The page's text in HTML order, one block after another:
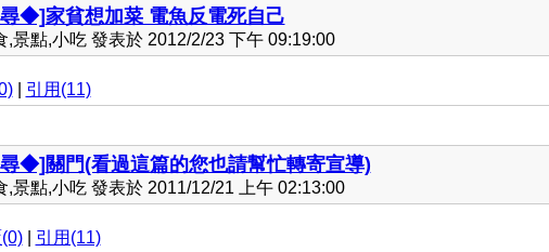
尋◆]家貧想加菜 電魚反電死自己
景點,小吃 發表於 2012/2/23 下午 09:19:00
| 引用(11)
尋◆] 關門(看過這篇的您也請幫忙轉寄宣導)
景點,小吃 發表於 2011/12/21 上午 02:13:00
| 引用(11)